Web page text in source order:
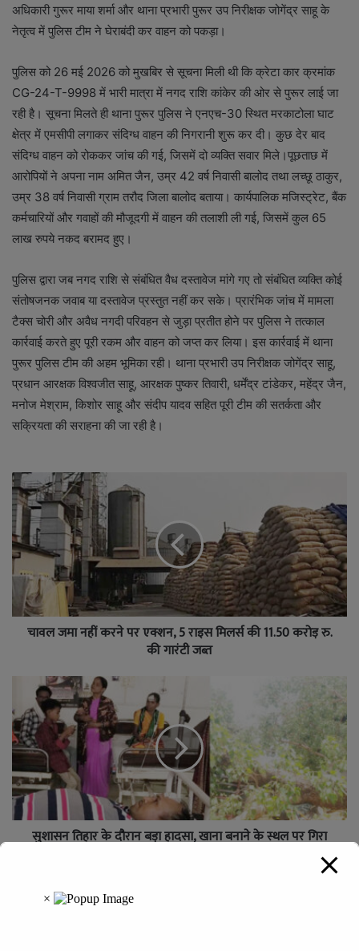
अधिकारी गुरूर माया शर्मा और थाना प्रभारी पुरूर उप निरीक्षक जोगेंद्र साहू के
नेतृत्व में पुलिस टीम ने घेराबंदी कर वाहन को पकड़ा।
पुलिस को 26 मई 2026 को मुखबिर से सूचना मिली थी कि क्रेटा कार क्रमांक
CG-24-T-9998 में भारी मात्रा में नगद राशि कांकेर की ओर से पुरूर लाई जा
रही है। सूचना मिलते ही थाना पुरूर पुलिस ने एनएच-30 स्थित मरकाटोला घाट
क्षेत्र में एमसीपी लगाकर संदिग्ध वाहन की निगरानी शुरू कर दी। कुछ देर बाद
संदिग्ध वाहन को रोककर जांच की गई, जिसमें दो व्यक्ति सवार मिले।पूछताछ में
आरोपियों ने अपना नाम अमित जैन, उम्र 42 वर्ष निवासी बालोद तथा लच्छू ठाकुर,
उम्र 38 वर्ष निवासी ग्राम तरौद जिला बालोद बताया। कार्यपालिक मजिस्ट्रेट, बैंक
कर्मचारियों और गवाहों की मौजूदगी में वाहन की तलाशी ली गई, जिसमें कुल 65
लाख रुपये नकद बरामद हुए।
पुलिस द्वारा जब नगद राशि से संबंधित वैध दस्तावेज मांगे गए तो संबंधित व्यक्ति कोई
संतोषजनक जवाब या दस्तावेज प्रस्तुत नहीं कर सके। प्रारंभिक जांच में मामला
टैक्स चोरी और अवैध नगदी परिवहन से जुड़ा प्रतीत होने पर पुलिस ने तत्काल
कार्रवाई करते हुए पूरी रकम और वाहन को जप्त कर लिया। इस कार्रवाई में थाना
पुरूर पुलिस टीम की अहम भूमिका रही। थाना प्रभारी उप निरीक्षक जोगेंद्र साहू,
प्रधान आरक्षक विश्वजीत साहू, आरक्षक पुष्कर तिवारी, धर्मेंद्र टांडेकर, महेंद्र जैन,
मनोज मेश्राम, किशोर साहू और संदीप यादव सहित पूरी टीम की सतर्कता और
सक्रियता की सराहना की जा रही है।
चावल जमा नहीं करने पर एक्शन, 5 राइस मिलर्स की 11.50 करोड़ रु.
की गारंटी जब्त
सुशासन तिहार के दौरान बड़ा हादसा, खाना बनाने के स्थल पर गिरा
Leave a Reply